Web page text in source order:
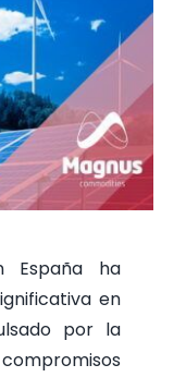
España ha
en
por la